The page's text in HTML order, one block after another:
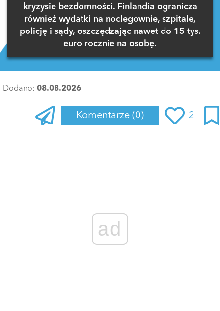
kryzysie bezdomności. Finlandia ogranicza
również wydatki na noclegownie, szpitale,
policję i sądy, oszczędzając nawet do 15 tys.
euro rocznie na osobę.
Dodano: 08.08.2026
Komentarze (0) 2
ad